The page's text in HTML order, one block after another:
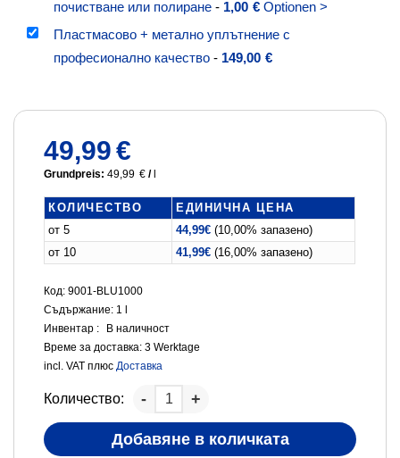
почистване или полиране - 1,00 € Optionen >
Пластмасово + метално уплътнение с
професионално качество - 149,00 €
49,99€
Grundpreis:49,99 € /
КОЛИЧЕСТВО
ЕДИНИЧНА ЦЕНА
от 5
44,99€ (10,00% запазено)
от 10
41,99€ (16,00% запазено)
Код: 9001-BLU1000
Съдържание: 1
Инвентар :
В наличност
Време за доставка:3 Werktage
incl. VAT плюсДоставка
Количество:
Добавяне в количката